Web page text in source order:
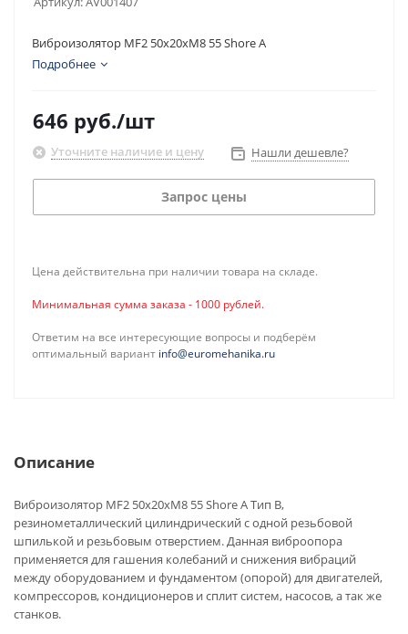
Виброизолятор MF2 50x20xM8 55 Shore A
Подробнее
646 руб./шт
Уточните наличие и цену Нашли дешевле?
Запрос цены
Цена действительна при наличии товара на складе.
Минимальная сумма заказа - 1000 рублей.
Ответим на все интересующие вопросы и подберём
оптимальный вариант info@euromehanika.ru
Описание
Виброизолятор MF2 50x20xM8 55 Shore A Тип B,
резинометаллический цилиндрический с одной резьбовой
шпилькой и резьбовым отверстием. Данная виброопора
применяется для гашения колебаний и снижения вибраций
между оборудованием и фундаментом (опорой) для двигателей,
компрессоров, кондиционеров и сплит систем, насосов, а так же
станков.